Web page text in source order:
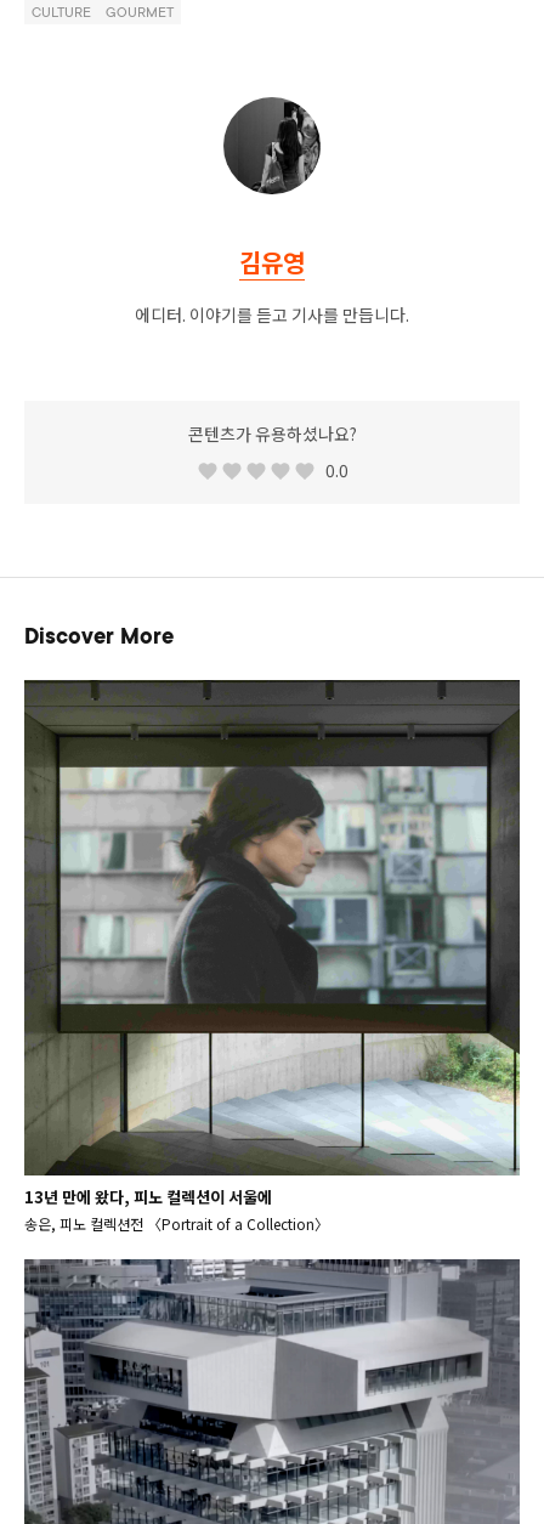
CULTURE GOURMET
김유영
에디터. 이야기를 듣고 기사를 만듭니다.
콘텐츠가 유용하셨나요?
0.0
Discover More
13년 만에 왔다, 피노 컬렉션이 서울에
송은, 피노 컬렉션전 〈Portrait of a Collection〉